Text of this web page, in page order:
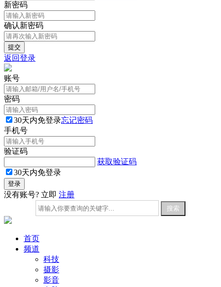
新密码
确认新密码
返回登录
账号
密码
30天内免登录忘记密码
手机号
验证码
获取验证码
30天内免登录
没有账号? 立即 注册
首页
频道
科技
摄影
影音